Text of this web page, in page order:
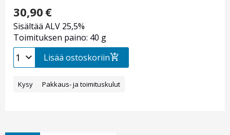
30,90 €
Sisältää ALV 25,5%
Toimituksen paino: 40 g
Lisää ostoskoriin
Kysy Pakkaus- ja toimituskulut